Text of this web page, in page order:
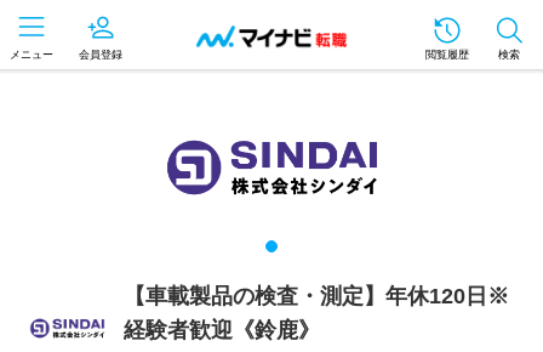
メニュー 会員登録 閲覧履歴 検索
【車載製品の検査・測定】年休120日※
経験者歓迎《鈴鹿》